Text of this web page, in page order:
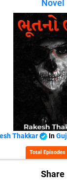
Novel
Thakkar In
Total Episodes
Share